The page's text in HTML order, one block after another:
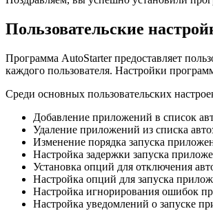
Пользовательские
Программа AutoStarter предоставляет
каждого пользователя. Настройки
Среди основных пользовательских
Добавление приложений в список
Удаление приложений из списка
Изменение порядка запуска
Настройка задержки запуска
Установка опций для отключения
Настройка опций для запуска
Настройка игнорирования ошибок
Настройка уведомлений о запуске